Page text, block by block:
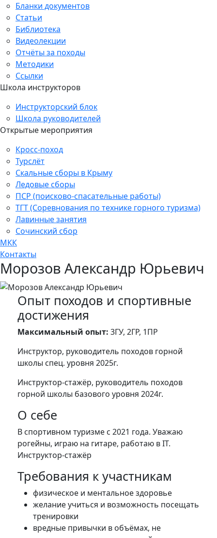
Бланки документов
Статьи
Библиотека
Видеолекции
Отчёты за походы
Методики
Ссылки
Школа инструкторов
Инструкторский блок
Школа руководителей
Открытые мероприятия
Кросс-поход
Турслёт
Скальные сборы в Крыму
Ледовые сборы
ПСР (поисково-спасательные работы)
ТГТ (Соревнования по технике горного туризма)
Лавинные занятия
Сочинский сбор
МКК
Контакты
Морозов Александр Юрьевич
Опыт походов и спортивные
достижения
Максимальный опыт: 3ГУ, 2ГР, 1ПР
Инструктор, руководитель походов горной
школы спец. уровня 2025г.
Инструктор-стажёр, руководитель походов
горной школы базового уровня 2024г.
О себе
В спортивном туризме с 2021 года. Уважаю
рогейны, играю на гитаре, работаю в IT.
Инструктор-стажёр
Требования к участникам
физическое и ментальное здоровье
желание учиться и возможность посещать
тренировки
вредные привычки в объёмах, не